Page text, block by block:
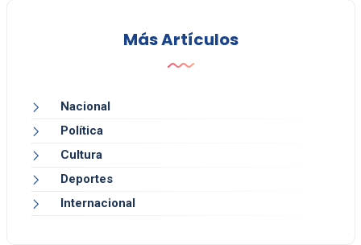
Más Artículos
Nacional
Política
Cultura
Deportes
Internacional